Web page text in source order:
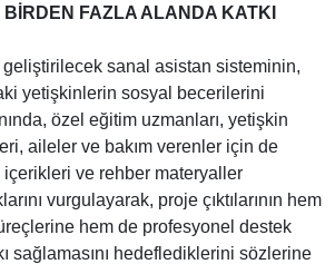
FAZLA ALANDA KATKI
geliştirilecek sanal asistan sisteminin,
yetişkinlerin sosyal becerilerini
özel eğitim uzmanları, yetişkin
aileler ve bakım verenler için de
ve rehber materyaller
vurgulayarak, proje çıktılarının hem
hem de profesyonel destek
sağlamasını hedeflediklerini sözlerine